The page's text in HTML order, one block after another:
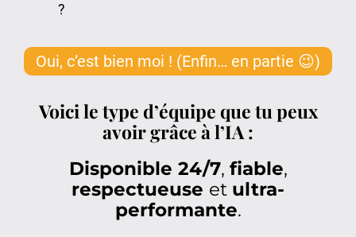
?
Oui, c’est bien moi ! (Enfin… en partie 😉)
Voici le type d’équipe que tu peux
avoir grâce à l’IA :
Disponible 24/7, fiable,
respectueuse et ultra-
performante.